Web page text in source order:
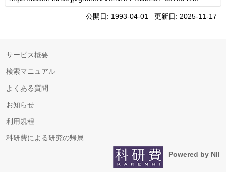
公開日: 1993-04-01 更新日: 2025-11-17
サービス概要
検索マニュアル
よくある質問
お知らせ
利用規程
科研費による研究の帰属
Powered by NII